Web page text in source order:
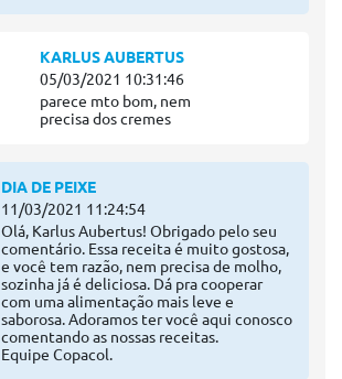
KARLUS AUBERTUS
05/03/2021 10:31:46
parece mto bom, nem
precisa dos cremes
DIA DE PEIXE
11/03/2021 11:24:54
Olá, Karlus Aubertus! Obrigado pelo seu
comentário. Essa receita é muito gostosa,
e você tem razão, nem precisa de molho,
sozinha já é deliciosa. Dá pra cooperar
com uma alimentação mais leve e
saborosa. Adoramos ter você aqui conosco
comentando as nossas receitas.
Equipe Copacol.